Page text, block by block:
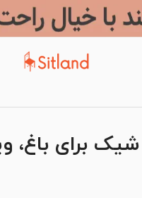
برای باغ،